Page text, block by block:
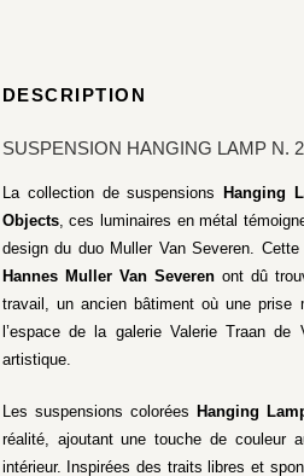
DESCRIPTION
SUSPENSION HANGING LAMP N.
La collection de suspensions Hanging
Objects, ces luminaires en métal
design du duo Muller Van Severen.
Hannes Muller Van Severenont dû
travail, un ancien bâtiment où une prise
l’espace de la galerie Valerie Traan
artistique.
Les suspensions colorées Hanging
réalité, ajoutant une touche de couleur
intérieur. Inspirées des traits libres et